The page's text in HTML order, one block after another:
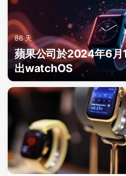
86 天
蘋果公司於2024年6月
出watchOS